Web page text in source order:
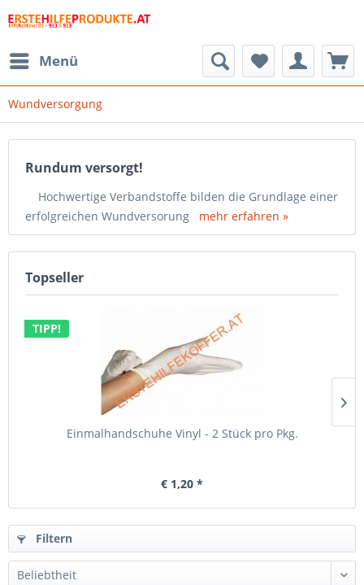
Menü
Wundversorgung
Rundum versorgt!
Hochwertige Verbandstoffe bilden die Grundlage einer
erfolgreichen Wundversorung mehr erfahren »
Topseller
TIPP!
Einmalhandschuhe Vinyl - 2 Stück pro Pkg.
€ 1,20 *
Filtern